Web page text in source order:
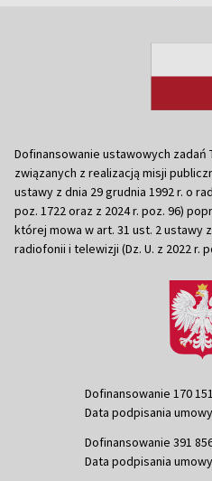
Dofinansowanie ustawowych zadań
związanych z realizacją misji
ustawy z dnia 29 grudnia 1992 r. o
poz. 1722 oraz z 2024 r. poz. 96)
której mowa w art. 31 ust. 2 ustawy
radiofonii i telewizji (Dz. U. z 2022 r.
Dofinansowanie 170
Data podpisania
Dofinansowanie 391
Data podpisania